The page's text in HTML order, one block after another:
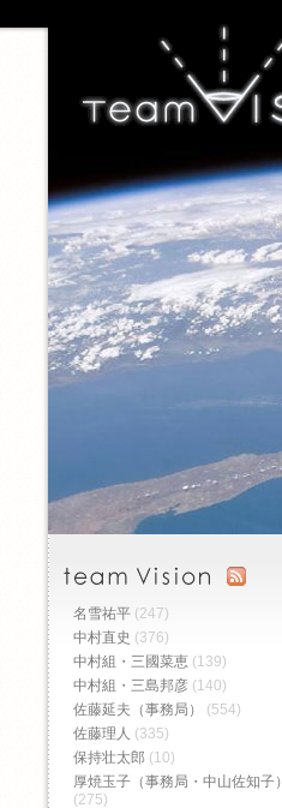
名雪祐平 (247)
中村直史 (376)
中村組・三國菜恵 (139)
中村組・三島邦彦 (140)
佐藤延夫（事務局）
(554)
佐藤理人 (335)
保持壮太郎 (10)
厚焼玉子（事務局・中山佐知子）
(275)